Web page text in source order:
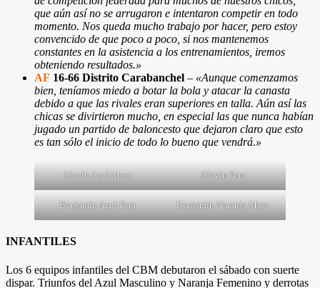
que aún así no se arrugaron e intentaron competir en todo
momento. Nos queda mucho trabajo por hacer, pero estoy
convencido de que poco a poco, si nos mantenemos
constantes en la asistencia a los entrenamientos, iremos
obteniendo resultados.»
AF 16-66 Distrito Carabanchel – «Aunque comenzamos
bien, teníamos miedo a botar la bola y atacar la canasta
debido a que las rivales eran superiores en talla. Aún así las
chicas se divirtieron mucho, en especial las que nunca habían
jugado un partido de baloncesto que dejaron claro que esto
es tan sólo el inicio de todo lo bueno que vendrá.»
Alevín Azul Masc Alevín Fem
Benjamín Azul Fem Benjamín Naranja Masc
INFANTILES
Los 6 equipos infantiles del CBM debutaron el sábado con suerte
dispar. Triunfos del Azul Masculino y Naranja Femenino y derrotas